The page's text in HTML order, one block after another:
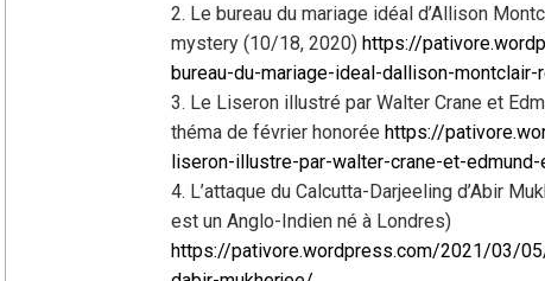
2. Le bureau du mariage idéal d’Allison
mystery (10/18, 2020) https://
bureau-du-mariage-ideal-dallison-
3. Le Liseron illustré par Walter Crane et
théma de février honorée https://
liseron-illustre-par-walter-crane-et-
4. L’attaque du Calcutta-Darjeeling d’Abir
est un Anglo-Indien né à Londres)
https://pativore.wordpress.com/2021/03/